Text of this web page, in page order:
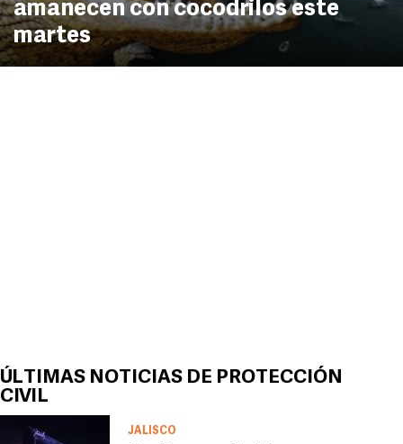
amanecen con cocodrilos este
martes
ÚLTIMAS NOTICIAS DE PROTECCIÓN
CIVIL
JALISCO